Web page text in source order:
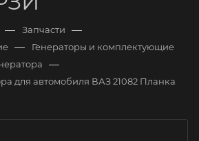
— Запчасти —
— Генераторы и комплектующие
—
для автомобиля ВАЗ 21082 Планка